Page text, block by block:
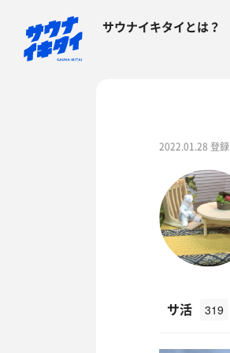
サウナイキタイとは？
2022.01.28 登録
サ活 319